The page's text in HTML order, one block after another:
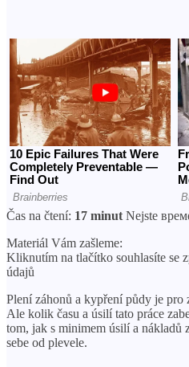
Čas na čtení: 17 minut Nejste
Materiál Vám zašleme:
Kliknutím na tlačítko souhlasíte se
údajů
Plení záhonů a kypření půdy je pro
Ale kolik času a úsilí tato práce
tom, jak s minimem úsilí a nákladů
sebe od plevele.